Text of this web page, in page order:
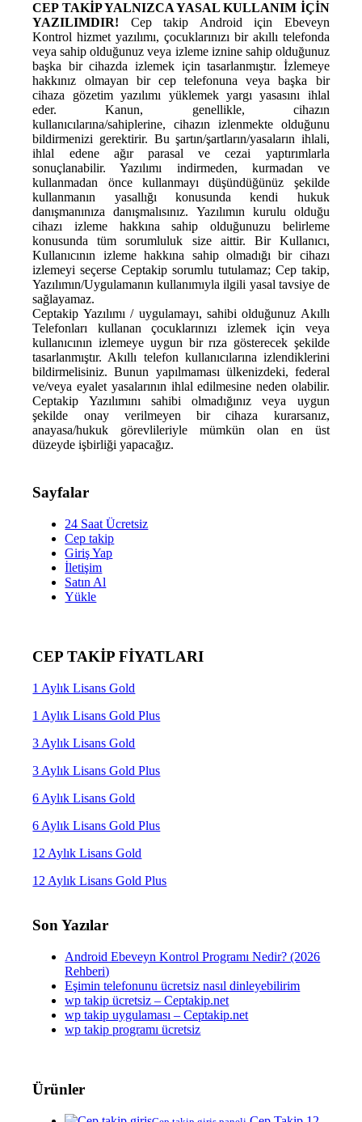
CEP TAKİP YALNIZCA YASAL KULLANIM İÇİN
YAZILIMDIR! Cep takip Android için Ebeveyn
Kontrol hizmet yazılımı, çocuklarınızı bir akıllı telefonda
veya sahip olduğunuz veya izleme iznine sahip olduğunuz
başka bir cihazda izlemek için tasarlanmıştır. İzlemeye
hakkınız olmayan bir cep telefonuna veya başka bir
cihaza gözetim yazılımı yüklemek yargı yasasını ihlal
eder. Kanun, genellikle, cihazın
kullanıcılarına/sahiplerine, cihazın izlenmekte olduğunu
bildirmenizi gerektirir. Bu şartın/şartların/yasaların ihlali,
ihlal edene ağır parasal ve cezai yaptırımlarla
sonuçlanabilir. Yazılımı indirmeden, kurmadan ve
kullanmadan önce kullanmayı düşündüğünüz şekilde
kullanmanın yasallığı konusunda kendi hukuk
danışmanınıza danışmalısınız. Yazılımın kurulu olduğu
cihazı izleme hakkına sahip olduğunuzu belirleme
konusunda tüm sorumluluk size aittir. Bir Kullanıcı,
Kullanıcının izleme hakkına sahip olmadığı bir cihazı
izlemeyi seçerse Ceptakip sorumlu tutulamaz; Cep takip,
Yazılımın/Uygulamanın kullanımıyla ilgili yasal tavsiye de
sağlayamaz.
Ceptakip Yazılımı / uygulamayı, sahibi olduğunuz Akıllı
Telefonları kullanan çocuklarınızı izlemek için veya
kullanıcının izlemeye uygun bir rıza gösterecek şekilde
tasarlanmıştır. Akıllı telefon kullanıcılarına izlendiklerini
bildirmelisiniz. Bunun yapılmaması ülkenizdeki, federal
ve/veya eyalet yasalarının ihlal edilmesine neden olabilir.
Ceptakip Yazılımını sahibi olmadığınız veya uygun
şekilde onay verilmeyen bir cihaza kurarsanız,
anayasa/hukuk görevlileriyle mümkün olan en üst
düzeyde işbirliği yapacağız.
Sayfalar
24 Saat Ücretsiz
Cep takip
Giriş Yap
İletişim
Satın Al
Yükle
CEP TAKİP FİYATLARI
1 Aylık Lisans Gold
1 Aylık Lisans Gold Plus
3 Aylık Lisans Gold
3 Aylık Lisans Gold Plus
6 Aylık Lisans Gold
6 Aylık Lisans Gold Plus
12 Aylık Lisans Gold
12 Aylık Lisans Gold Plus
Son Yazılar
Android Ebeveyn Kontrol Programı Nedir? (2026
Rehberi)
Eşimin telefonunu ücretsiz nasıl dinleyebilirim
wp takip ücretsiz – Ceptakip.net
wp takip uygulaması – Ceptakip.net
wp takip programı ücretsiz
Ürünler